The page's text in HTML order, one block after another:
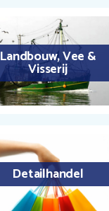
Landbouw, Vee &
Visserij
Detailhandel